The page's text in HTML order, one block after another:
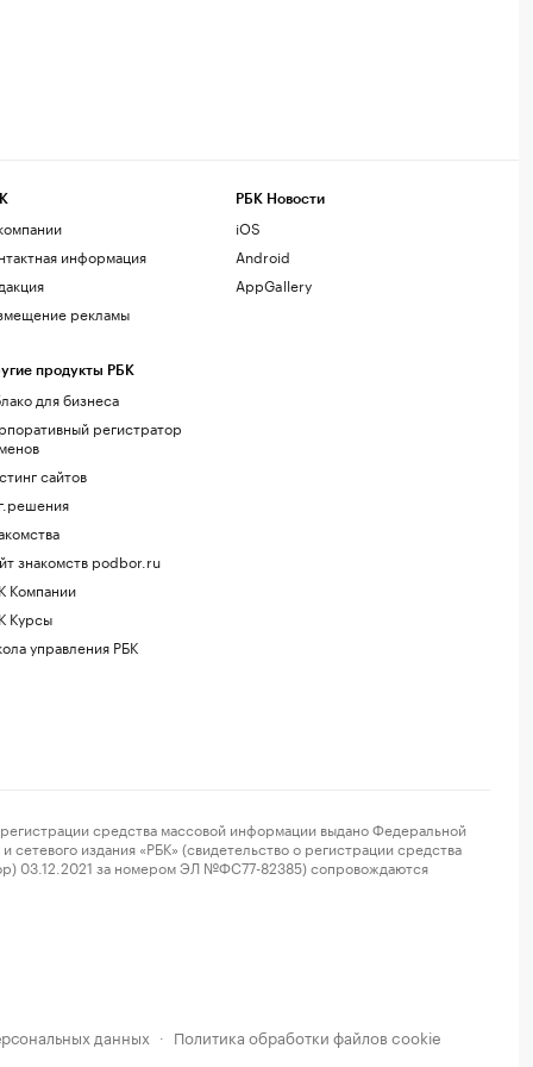
информация
рекламы
продукты РБК
для бизнеса
регистратор
сайтов
знакомств podbor.ru
Компании
Курсы
управления РБК
РБК Новости
iOS
Android
AppGallery
средства массовой информации выдано Федеральной
издания «РБК» (свидетельство о регистрации средства
03.12.2021 за номером ЭЛ №ФС77-82385) сопровождаются
данных · Политика обработки файлов cookie